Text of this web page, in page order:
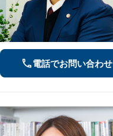
電話でお問い合わせ